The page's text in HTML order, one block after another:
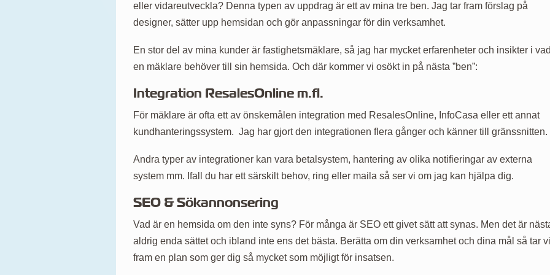
eller vidareutveckla? Denna typen av uppdrag är ett av mina tre ben. Jag tar fram förslag på
designer, sätter upp hemsidan och gör anpassningar för din verksamhet.
En stor del av mina kunder är fastighetsmäklare, så jag har mycket erfarenheter och insikter i
en mäklare behöver till sin hemsida. Och där kommer vi osökt in på nästa ”ben”:
Integration ResalesOnline m.fl.
För mäklare är ofta ett av önskemålen integration med ResalesOnline, InfoCasa eller ett annat
kundhanteringssystem. Jag har gjort den integrationen flera gånger och känner till gränssnitten.
Andra typer av integrationer kan vara betalsystem, hantering av olika notifieringar av externa
system mm. Ifall du har ett särskilt behov, ring eller maila så ser vi om jag kan hjälpa dig.
SEO & Sökannonsering
Vad är en hemsida om den inte syns? För många är SEO ett givet sätt att synas. Men det är
aldrig enda sättet och ibland inte ens det bästa. Berätta om din verksamhet och dina mål så tar vi
fram en plan som ger dig så mycket som möjligt för insatsen.